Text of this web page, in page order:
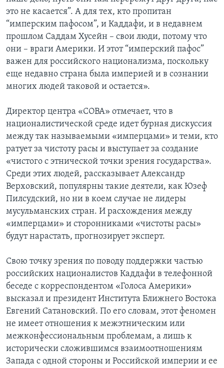
это не касается”. А для тех, кто пропитан
“имперским пафосом”, и Каддафи, и в недавнем
прошлом Саддам Хусейн – свои люди, потому что
они – враги Америки. И этот “имперский пафос”
важен для российского национализма, поскольку
еще недавно страна была империей и в сознании
многих людей таковой и остается».
Директор центра «СОВА» отмечает, что в
националистической среде идет бурная дискуссия
между так называемыми «имперцами» и теми, кто
ратует за чистоту расы и выступает за создание
«чистого с этнической точки зрения государства».
Среди этих людей, рассказывает Александр
Верховский, популярны такие деятели, как Юзеф
Пилсудский, но ни в коем случае не лидеры
мусульманских стран. И расхождения между
«имперцами» и сторонниками «чистоты расы»
будут нарастать, прогнозирует эксперт.
Свою точку зрения по поводу поддержки частью
российских националистов Каддафи в телефонной
беседе с корреспондентом «Голоса Америки»
высказал и президент Института Ближнего Востока
Евгений Сатановский. По его словам, этот феномен
не имеет отношения к межэтническим или
межконфессиональным проблемам, а лишь к
исторически сложившимся взаимоотношениям
Запада с одной стороны и Российской империи и ее